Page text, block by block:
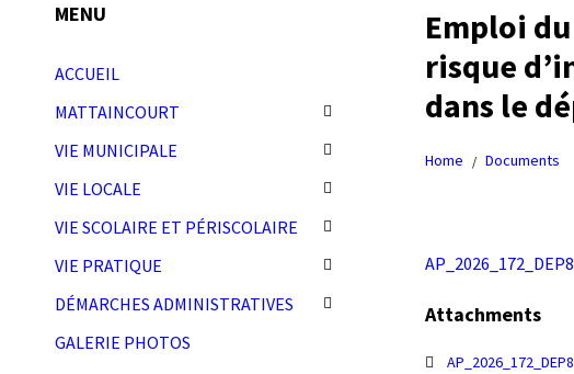
Emploi
risque
dans le
Home / Documents
Attachments
MENU
ACCUEIL
MATTAINCOURT
VIE MUNICIPALE
VIE LOCALE
VIE SCOLAIRE ET PÉRISCOLAIRE
VIE PRATIQUE
DÉMARCHES ADMINISTRATIVES
GALERIE PHOTOS